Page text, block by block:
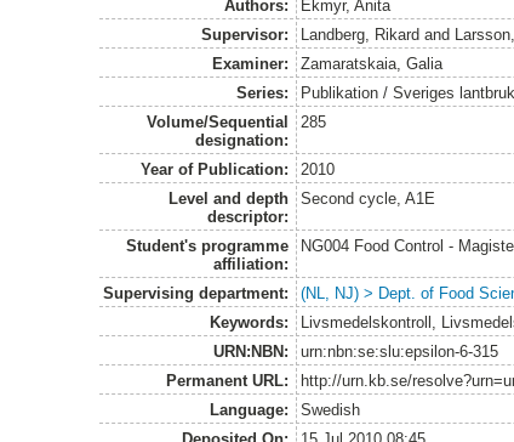
Authors:
Ekmyr, Anita
Supervisor:
Landberg, Rikard and
Examiner:
Zamaratskaia, Galia
Series:
Publikation / Sveriges
Volume/Sequential
designation:
285
Year of Publication:
2010
Level and depth
descriptor:
Second cycle, A1E
Student's programme
affiliation:
NG004 Food Control -
Supervising department:
(NL, NJ) > Dept. of Food
Keywords:
Livsmedelskontroll,
URN:NBN:
urn:nbn:se:slu:epsilon-6-315
Permanent URL:
http://urn.kb.se/
Language:
Swedish